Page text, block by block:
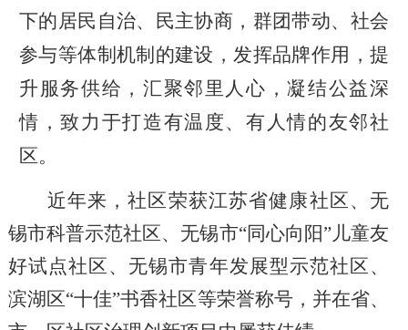
下的居民自治、民主协商，群团带动、社会
参与等体制机制的建设，发挥品牌作用，提
升服务供给，汇聚邻里人心，凝结公益深
情，致力于打造有温度、有人情的友邻社
区。
近年来，社区荣获江苏省健康社区、无
锡市科普示范社区、无锡市“同心向阳”儿童友
好试点社区、无锡市青年发展型示范社区、
滨湖区“十佳”书香社区等荣誉称号，并在省、